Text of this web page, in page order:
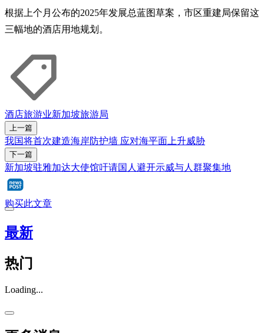
根据上个月公布的2025年发展总蓝图草案，市区重建局保留这
三幅地的酒店用地规划。
酒店旅游业新加坡旅游局
上一篇
我国将首次建造海岸防护墙 应对海平面上升威胁
下一篇
新加坡驻雅加达大使馆吁请国人避开示威与人群聚集地
购买此文章
最新
热门
Loading...